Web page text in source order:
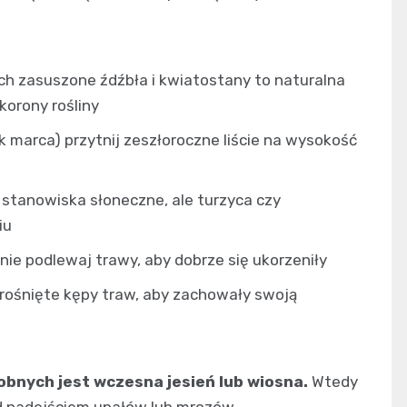
zasuszone źdźbła i kwiatostany to naturalna
rośliny
marca) przytnij zeszłoroczne liście na wysokość
słoneczne, ale turzyca czy
podlewaj trawy, aby dobrze się ukorzeniły
kępy traw, aby zachowały swoją
jest wczesna jesień lub wiosna. Wtedy